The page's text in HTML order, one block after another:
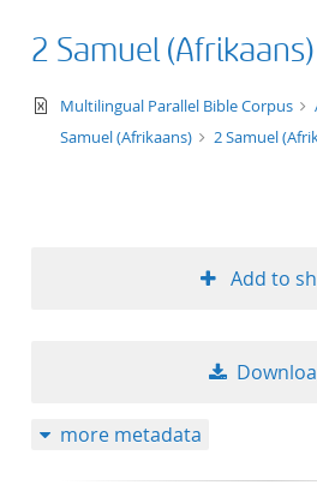
2 Samuel (Afrikaans)
text/xml
Multilingual Parallel Bible Corpus
Samuel (Afrikaans)
2 Samuel
Add to
more metadata